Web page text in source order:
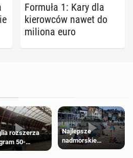
Formuła 1: Kary dla
kie­row­ców nawet do
miliona euro
rozszerza
50-
Najlepsze
nadmorskie
miasteczko blisko